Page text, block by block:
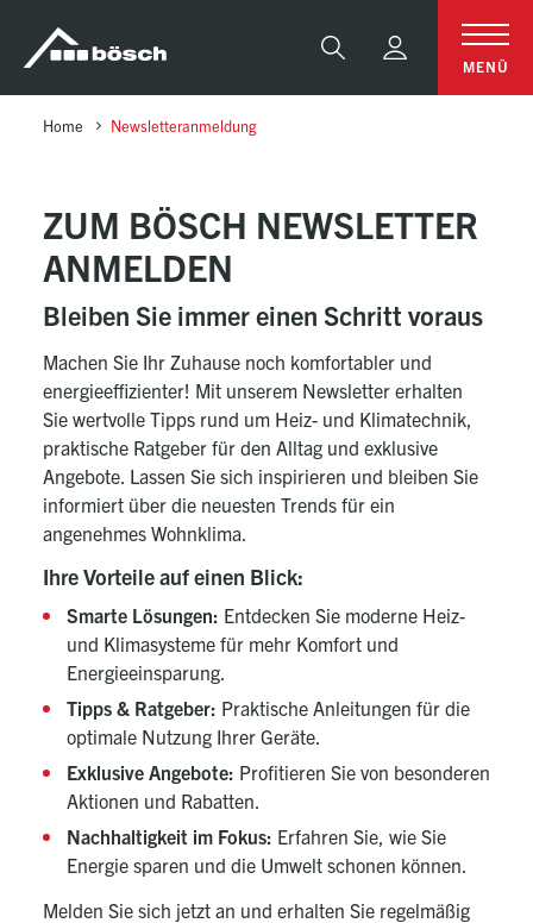
sr.skip-to.main-content
sr.skip-to.table-of-contents
sr.skip-to.main-navigation
Suche MENÜ
Home Newsletteranmeldung
ZUM BÖSCH NEWSLETTER
ANMELDEN
Bleiben Sie immer einen Schritt voraus
Machen Sie Ihr Zuhause noch komfortabler und
energieeffizienter! Mit unserem Newsletter erhalten
Sie wertvolle Tipps rund um Heiz- und Klimatechnik,
praktische Ratgeber für den Alltag und exklusive
Angebote. Lassen Sie sich inspirieren und bleiben Sie
informiert über die neuesten Trends für ein
angenehmes Wohnklima.
Ihre Vorteile auf einen Blick:
Smarte Lösungen: Entdecken Sie moderne Heiz-
und Klimasysteme für mehr Komfort und
Energieeinsparung.
Tipps & Ratgeber: Praktische Anleitungen für die
optimale Nutzung Ihrer Geräte.
Exklusive Angebote: Profitieren Sie von besonderen
Aktionen und Rabatten.
Nachhaltigkeit im Fokus: Erfahren Sie, wie Sie
Energie sparen und die Umwelt schonen können.
Melden Sie sich jetzt an und erhalten Sie regelmäßig